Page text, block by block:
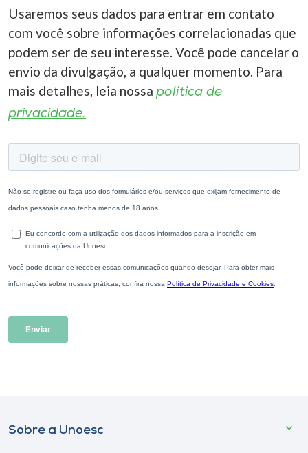
Usaremos seus dados para entrar em contato
com você sobre informações correlacionadas que
podem ser de seu interesse. Você pode cancelar o
envio da divulgação, a qualquer momento. Para
mais detalhes, leia nossa política de
privacidade.
Sobre a Unoesc